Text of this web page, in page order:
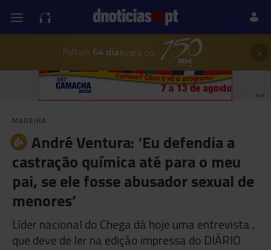
Faltam 64 diaspara os ×
PUB
MADEIRA
André Ventura: ‘Eu defendia a
castração química até para o meu
pai, se ele fosse abusador sexual de
menores’
Líder nacional do Chega dá hoje uma entrevista ,
que deve de ler na edição impressa do DIÁRIO